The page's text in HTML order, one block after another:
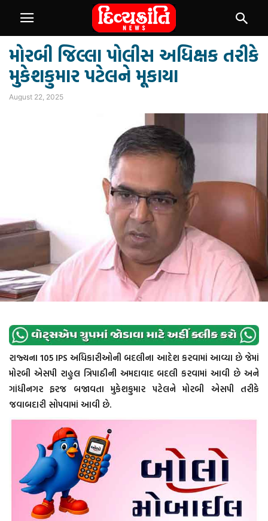
મોરબી જિલ્લા પોલીસ અધિક્ષક તરીકે
મુકેશકુમાર પટેલને મૂકાયા
August 22, 2025
રાજ્યના 105 IPS અધિકારીઓની બદલીના આદેશ કરવામાં આવ્યા છે જેમાં
મોરબી એસપી રાહુલ ત્રિપાઠીની અમદાવાદ બદલી કરવામાં આવી છે અને
ગાંધીનગર ફરજ બજાવતા મુકેશકુમાર પટેલને મોરબી એસપી તરીકે
જવાબદારી સોપવામાં આવી છે.